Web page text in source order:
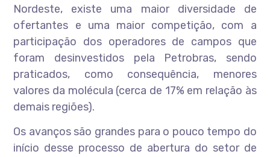
Nordeste, existe uma maior diversidade de
ofertantes e uma maior competição, com a
participação dos operadores de campos que
foram desinvestidos pela Petrobras, sendo
praticados, como consequência, menores
valores da molécula (cerca de 17% em relação às
demais regiões).
Os avanços são grandes para o pouco tempo do
início desse processo de abertura do setor de